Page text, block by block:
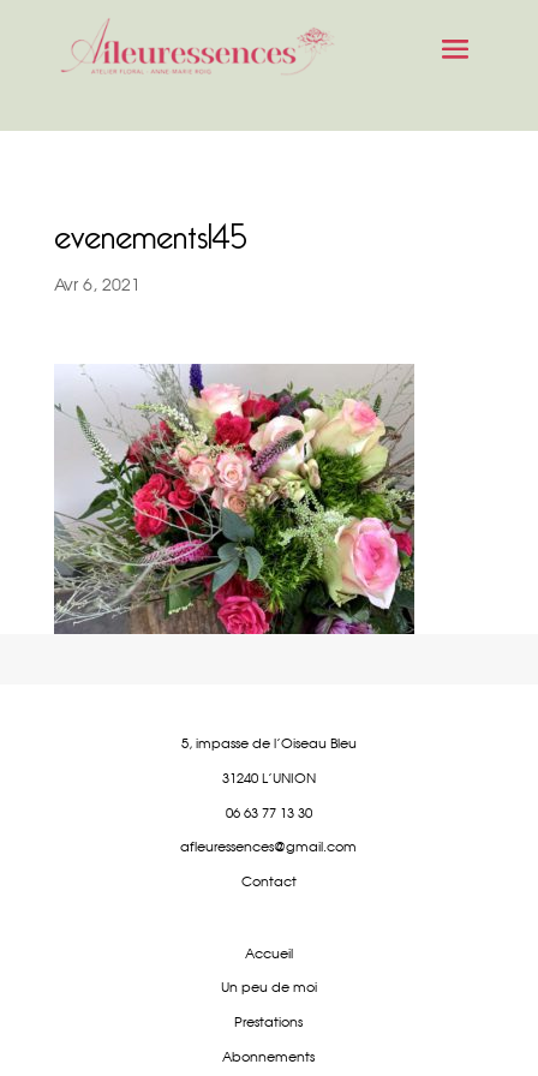
evenements145
Avr 6, 2021
5, impasse de l'Oiseau Bleu
31240 L'UNION
06 63 77 13 30
afleuressences@gmail.com
Contact
Accueil
Un peu de moi
Prestations
Abonnements